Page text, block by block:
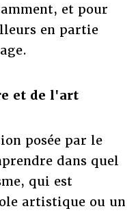
et pour
en partie
et de l'art
posée par le
dans quel
qui est
artistique ou un